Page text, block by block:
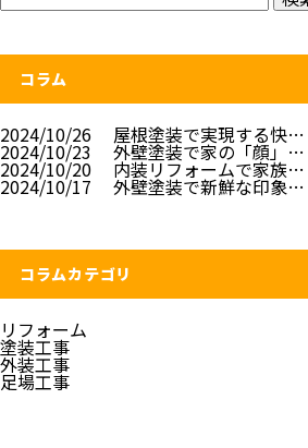
コラム
2024/10/26 屋根塗装で実現する快…
2024/10/23 外壁塗装で家の「顔」…
2024/10/20 内装リフォームで家族…
2024/10/17 外壁塗装で新鮮な印象…
コラムカテゴリ
リフォーム
塗装工事
外装工事
足場工事